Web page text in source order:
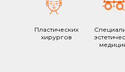
Пластических
хирургов